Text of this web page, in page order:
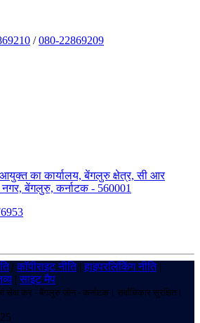
/080-22869209
का कार्यालय, बेंगलुरु क्षेत्र, सी आर
नगर, बेंगलुरु, कर्नाटक - 560001
|कॉपीराइट नीति|हाइपरलिंकिंग नीति|
|साइट मैप
सेवा कर - बेंगलुरु ज़ोन - कर्नाटक। सर्वाधिकार सुरक्षित।